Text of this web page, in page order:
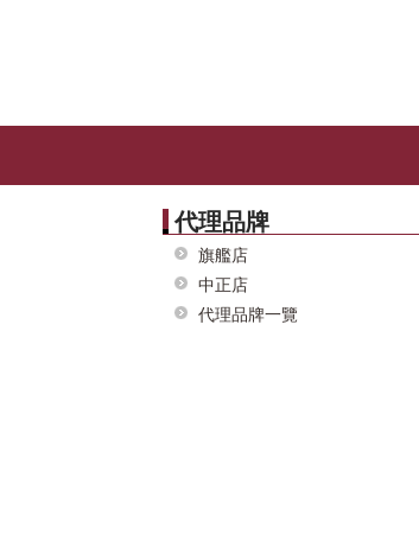
代理品牌
旗艦店
中正店
代理品牌一覽